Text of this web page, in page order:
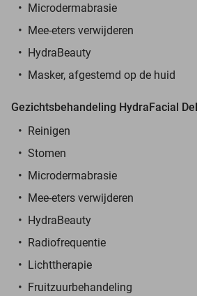
Microdermabrasie
Mee-eters verwijderen
HydraBeauty
Masker, afgestemd op de huid
Gezichtsbehandeling HydraFacial
Reinigen
Stomen
Microdermabrasie
Mee-eters verwijderen
HydraBeauty
Radiofrequentie
Lichttherapie
Fruitzuurbehandeling